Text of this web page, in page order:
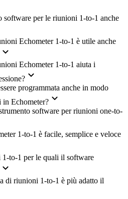
software per le riunioni 1-to-1 anche
Echometer 1-to-1 è utile anche
Echometer 1-to-1 aiuta i
programmata anche in modo
in Echometer?
software per riunioni one-to-
1-to-1 è facile, semplice e veloce
to-1 per le quali il software
di riunioni 1-to-1 è più adatto il